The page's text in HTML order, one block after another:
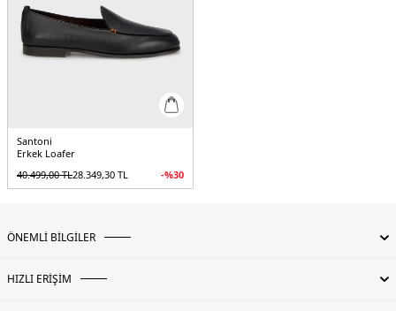
Santoni
Erkek Loafer
40.499,00TL28.349,30 TL -%30
ÖNEMLİ BİLGİLER
HIZLI ERİŞİM